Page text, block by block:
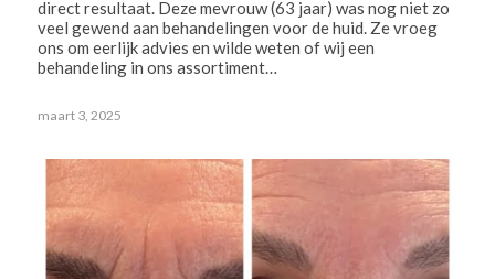
direct resultaat. Deze mevrouw (63 jaar) was nog niet zo
veel gewend aan behandelingen voor de huid. Ze vroeg
ons om eerlijk advies en wilde weten of wij een
behandeling in ons assortiment…
maart 3, 2025